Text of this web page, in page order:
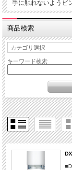
手に触れないようビ
商品検索
キーワード検索